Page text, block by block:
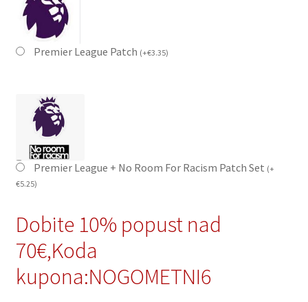
Premier League Patch (+€3.35)
Premier League + No Room For Racism Patch Set (+
€5.25)
Dobite 10% popust nad
70€,Koda
kupona:NOGOMETNI6